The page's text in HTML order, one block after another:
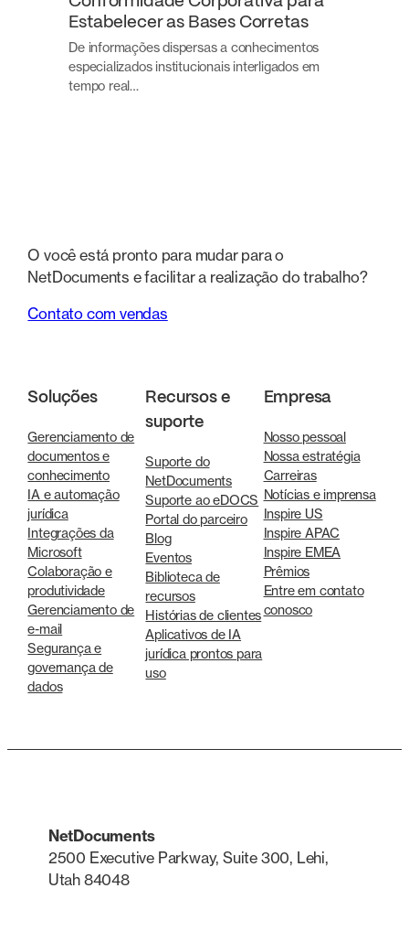
Estabelecer as Bases Corretas
De informações dispersas a conhecimentos
especializados institucionais interligados em
tempo real…
O você está pronto para mudar para o
NetDocuments e facilitar a realização do trabalho?
Contato com vendas
Soluções
Gerenciamento de
documentos e
conhecimento
IA e automação
jurídica
Integrações da
Microsoft
Colaboração e
produtividade
Gerenciamento de
e-mail
Segurança e
governança de
dados
Recursos e
suporte
Suporte do
NetDocuments
Suporte ao eDOCS
Portal do parceiro
Blog
Eventos
Biblioteca de
recursos
Histórias de clientes
Aplicativos de IA
jurídica prontos para
uso
Empresa
Nosso pessoal
Nossa estratégia
Carreiras
Notícias e imprensa
Inspire US
Inspire APAC
Inspire EMEA
Prêmios
Entre em contato
conosco
NetDocuments
2500 Executive Parkway, Suite 300, Lehi,
Utah 84048